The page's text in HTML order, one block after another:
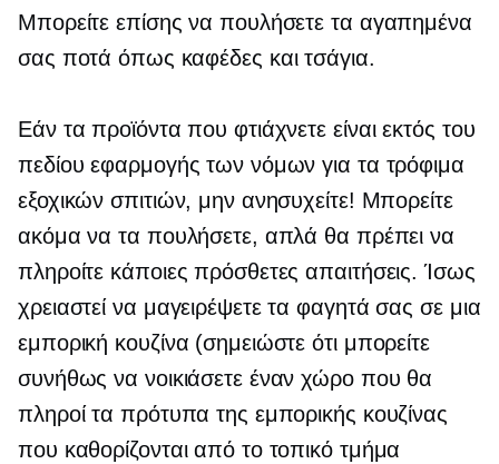
Μπορείτε επίσης να πουλήσετε τα αγαπημένα
σας ποτά όπως καφέδες και τσάγια.
Εάν τα προϊόντα που φτιάχνετε είναι εκτός του
πεδίου εφαρμογής των νόμων για τα τρόφιμα
εξοχικών σπιτιών, μην ανησυχείτε! Μπορείτε
ακόμα να τα πουλήσετε, απλά θα πρέπει να
πληροίτε κάποιες πρόσθετες απαιτήσεις. Ίσως
χρειαστεί να μαγειρέψετε τα φαγητά σας σε μια
εμπορική κουζίνα (σημειώστε ότι μπορείτε
συνήθως να νοικιάσετε έναν χώρο που θα
πληροί τα πρότυπα της εμπορικής κουζίνας
που καθορίζονται από το τοπικό τμήμα